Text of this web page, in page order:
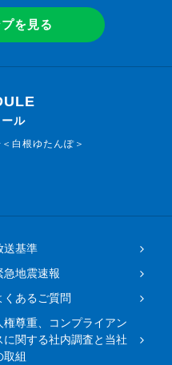
を見る
ル
白根ゆたんぽ＞
送基準
急地震速報
くあるご質問
権尊重、コンプライアン
に関する社内調査と当社
取組